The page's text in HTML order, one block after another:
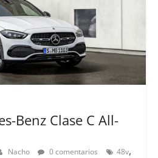
Benz Clase C All-
Nacho 0 comentarios 48v,